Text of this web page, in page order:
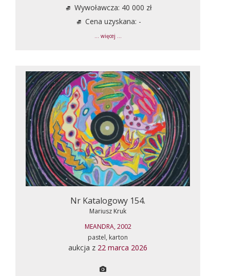
Wywoławcza: 40 000 zł
Cena uzyskana: -
... więcej ...
Nr Katalogowy 154.
Mariusz Kruk
MEANDRA, 2002
pastel, karton
aukcja z 22 marca 2026